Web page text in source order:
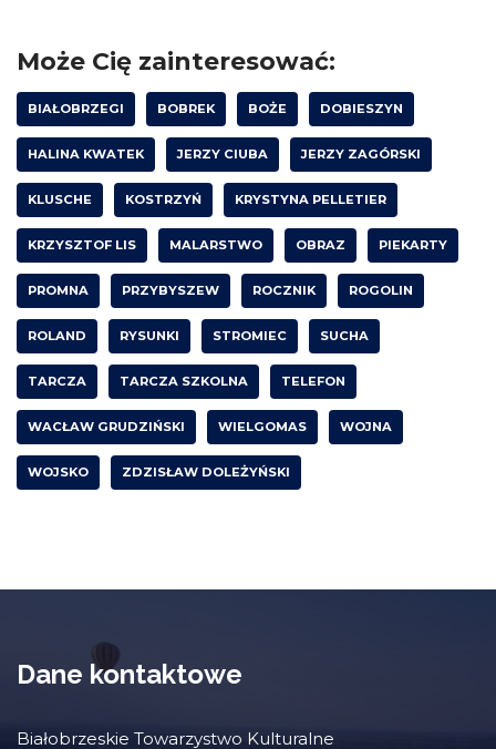
Może Cię zainteresować:
BIAŁOBRZEGI BOBREK BOŻE DOBIESZYN
HALINA KWATEK JERZY CIUBA JERZY ZAGÓRSKI
KLUSCHE KOSTRZYŃ KRYSTYNA PELLETIER
KRZYSZTOF LIS MALARSTWO OBRAZ PIEKARTY
PROMNA PRZYBYSZEW ROCZNIK ROGOLIN
ROLAND RYSUNKI STROMIEC SUCHA
TARCZA TARCZA SZKOLNA TELEFON
WACŁAW GRUDZIŃSKI WIELGOMAS WOJNA
WOJSKO ZDZISŁAW DOLEŻYŃSKI
Dane kontaktowe
Białobrzeskie Towarzystwo Kulturalne